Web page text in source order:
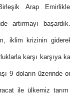
Arap
artırmayı
iklim krizinin
karşı karşıya
9 doların üzerinde
ile ülkemiz